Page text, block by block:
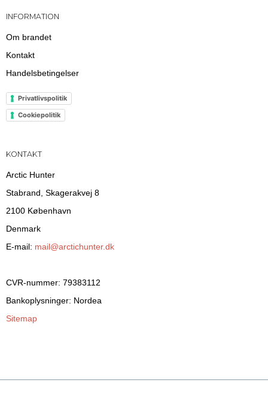
INFORMATION
Om brandet
Kontakt
Handelsbetingelser
Privatlivspolitik
Cookiepolitik
KONTAKT
Arctic Hunter
Stabrand, Skagerakvej 8
2100 København
Denmark
E-mail: mail@arctichunter.dk
CVR-nummer: 79383112
Bankoplysninger: Nordea
Sitemap